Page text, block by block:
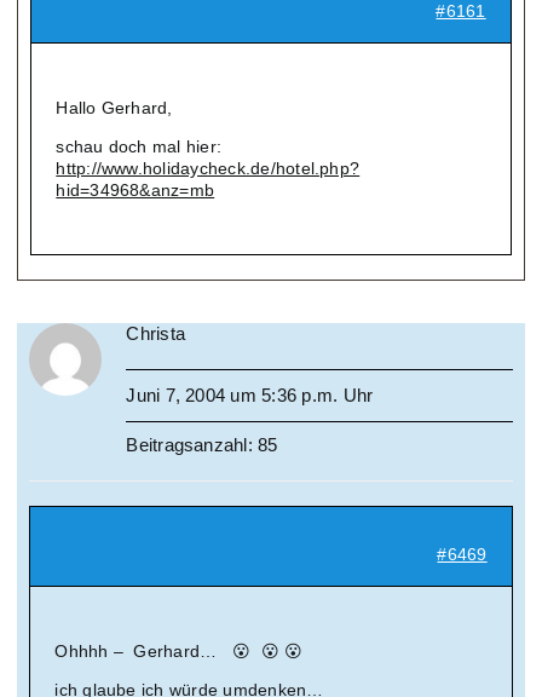
#6161
Hallo Gerhard,
schau doch mal hier:
http://www.holidaycheck.de/hotel.php?
hid=34968&anz=mb
Christa
Juni 7, 2004 um 5:36 p.m. Uhr
Beitragsanzahl: 85
#6469
Ohhhh – Gerhard… 😮 😮 😮
ich glaube ich würde umdenken…